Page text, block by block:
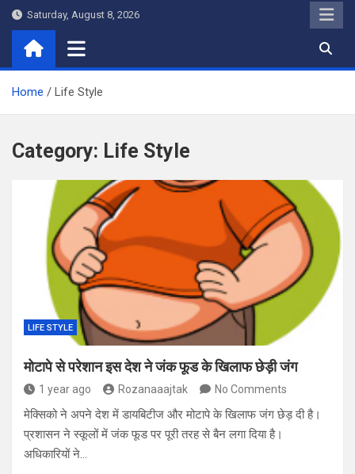
Skip
content
Saturday, August 8, 2026
Home Life Style
Category: Life Style
LIFE STYLE
मोटापे से परेशान इस देश ने जंक फूड के खिलाफ छेड़ी जंग
1 year ago Rozanaaajtak No Comments
मेक्सिको ने अपने देश में डायबिटीज और मोटापे के खिलाफ जंग छेड़ दी है।
प्रशासन ने स्कूलों में जंक फूड पर पूरी तरह से बैन लगा दिया है।
अधिकारियों ने…